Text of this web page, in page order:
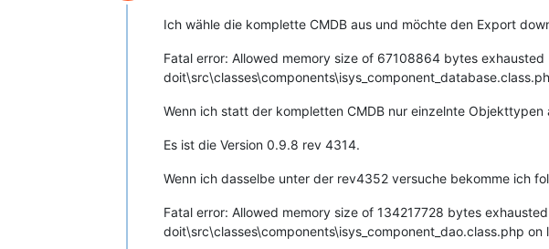
Ich wähle die komplette CMDB aus und möchte den Export
Fatal error: Allowed memory size of 67108864 bytes
Wenn ich statt der kompletten CMDB nur einzelnte
Es ist die Version 0.9.8 rev 4314.
Wenn ich dasselbe unter der rev4352 versuche bekomme ich
Fatal error: Allowed memory size of 134217728 bytes
doit\src\classes\components\isys_component_dao.class.php on